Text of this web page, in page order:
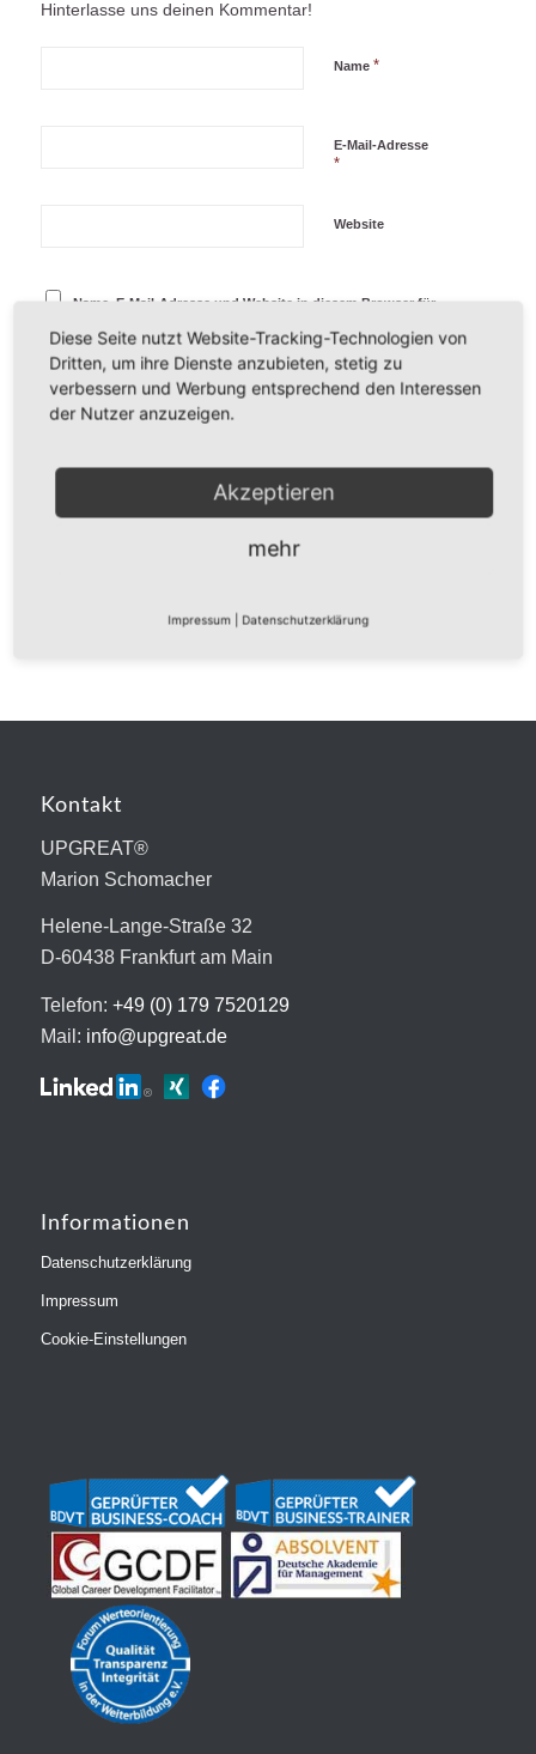
Hinterlasse uns deinen Kommentar!
Name *
E-Mail-Adresse
*
Website
Name, E-Mail-Adresse und Website in diesem Browser für
Kontakt
UPGREAT®
Marion Schomacher
Helene-Lange-Straße 32
D-60438 Frankfurt am Main
Telefon: +49 (0) 179 7520129
Mail: info@upgreat.de
Informationen
Datenschutzerklärung
Impressum
Cookie-Einstellungen
Diese Seite nutzt Website-Tracking-Technologien von
Dritten, um ihre Dienste anzubieten, stetig zu
verbessern und Werbung entsprechend den Interessen
der Nutzer anzuzeigen.
Akzeptieren
mehr
Impressum Datenschutzerklärung